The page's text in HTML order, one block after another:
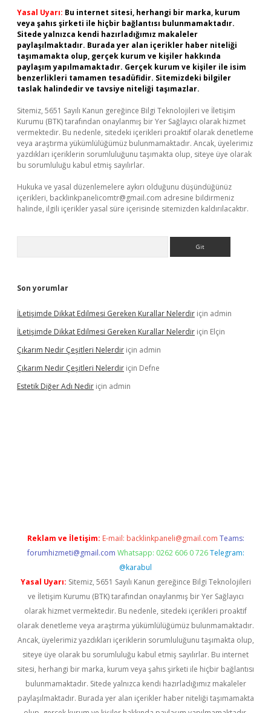
Yasal Uyarı: Bu internet sitesi, herhangi bir marka, kurum
veya şahıs şirketi ile hiçbir bağlantısı bulunmamaktadır.
Sitede yalnızca kendi hazırladığımız makaleler
paylaşılmaktadır. Burada yer alan içerikler haber niteliği
taşımamakta olup, gerçek kurum ve kişiler hakkında
paylaşım yapılmamaktadır. Gerçek kurum ve kişiler ile isim
benzerlikleri tamamen tesadüfidir. Sitemizdeki bilgiler
taslak halindedir ve tavsiye niteliği taşımazlar.
Sitemiz, 5651 Sayılı Kanun gereğince Bilgi Teknolojileri ve İletişim
Kurumu (BTK) tarafından onaylanmış bir Yer Sağlayıcı olarak hizmet
vermektedir. Bu nedenle, sitedeki içerikleri proaktif olarak denetleme
veya araştırma yükümlülüğümüz bulunmamaktadır. Ancak, üyelerimiz
yazdıkları içeriklerin sorumluluğunu taşımakta olup, siteye üye olarak
bu sorumluluğu kabul etmiş sayılırlar.
Hukuka ve yasal düzenlemelere aykırı olduğunu düşündüğünüz
içerikleri, backlinkpanelicomtr@gmail.com adresine bildirmeniz
halinde, ilgili içerikler yasal süre içerisinde sitemizden kaldırılacaktır.
Son yorumlar
İLetişimde Dikkat Edilmesi Gereken Kurallar Nelerdir için admin
İLetişimde Dikkat Edilmesi Gereken Kurallar Nelerdir için Elçin
Çıkarım Nedir Çeşitleri Nelerdir için admin
Çıkarım Nedir Çeşitleri Nelerdir için Defne
Estetik Diğer Adı Nedir için admin
Reklam ve İletişim: E-mail: backlinkpaneli@gmail.com Teams:
forumhizmeti@gmail.com Whatsapp: 0262 606 0 726 Telegram:
@karabul
Yasal Uyarı: Sitemiz, 5651 Sayılı Kanun gereğince Bilgi Teknolojileri
ve İletişim Kurumu (BTK) tarafından onaylanmış bir Yer Sağlayıcı
olarak hizmet vermektedir. Bu nedenle, sitedeki içerikleri proaktif
olarak denetleme veya araştırma yükümlülüğümüz bulunmamaktadır.
Ancak, üyelerimiz yazdıkları içeriklerin sorumluluğunu taşımakta olup,
siteye üye olarak bu sorumluluğu kabul etmiş sayılırlar. Bu internet
sitesi, herhangi bir marka, kurum veya şahıs şirketi ile hiçbir bağlantısı
bulunmamaktadır. Sitede yalnızca kendi hazırladığımız makaleler
paylaşılmaktadır. Burada yer alan içerikler haber niteliği taşımamakta